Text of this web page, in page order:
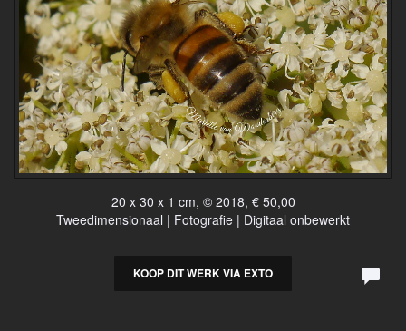
20 x 30 x 1 cm, © 2018, € 50,00
Tweedimensionaal | Fotografie | Digitaal onbewerkt
KOOP DIT WERK VIA EXTO